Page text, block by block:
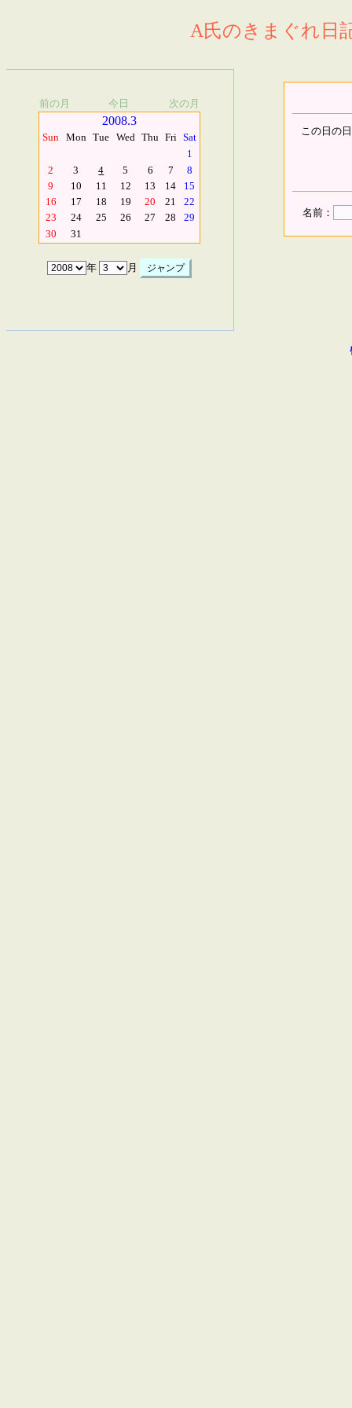
A氏のきまぐれ日
前の月 今日 次の月
2008.3
Sun Mon Tue Wed Thu Fri Sat
1
2
3 4 5 6 7
8
9
10 11 12 13 14
15
16
17 18 19 20 21
22
23
24 25 26 27 28
29
30
31
年 月
この日の
名前：